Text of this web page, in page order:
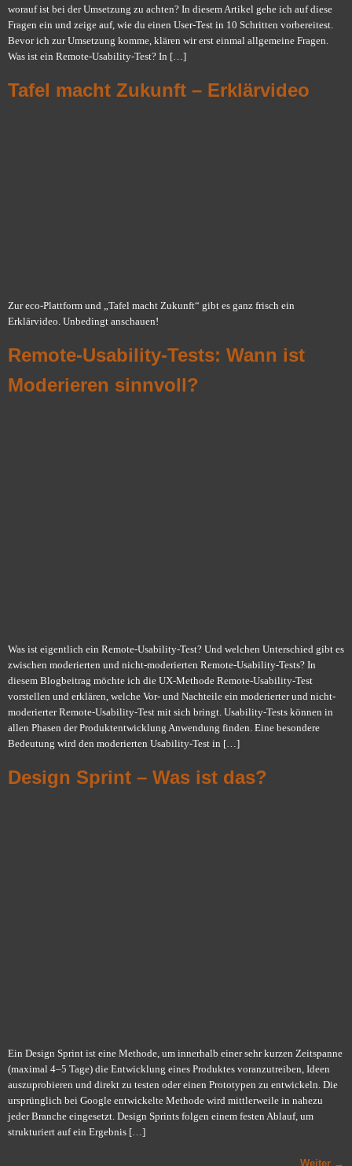
worauf ist bei der Umsetzung zu achten? In diesem Artikel gehe ich auf diese
Fragen ein und zeige auf, wie du einen User-Test in 10 Schritten vorbereitest.
Bevor ich zur Umsetzung komme, klären wir erst einmal allgemeine Fragen.
Was ist ein Remote-Usability-Test? In […]
Tafel macht Zukunft – Erklärvideo
Zur eco-Plattform und „Tafel macht Zukunft“ gibt es ganz frisch ein
Erklärvideo. Unbedingt anschauen!
Remote-Usability-Tests: Wann ist
Moderieren sinnvoll?
Was ist eigentlich ein Remote-Usability-Test? Und welchen Unterschied gibt es
zwischen moderierten und nicht-moderierten Remote-Usability-Tests? In
diesem Blogbeitrag möchte ich die UX-Methode Remote-Usability-Test
vorstellen und erklären, welche Vor- und Nachteile ein moderierter und nicht-
moderierter Remote-Usability-Test mit sich bringt. Usability-Tests können in
allen Phasen der Produktentwicklung Anwendung finden. Eine besondere
Bedeutung wird den moderierten Usability-Test in […]
Design Sprint – Was ist das?
Ein Design Sprint ist eine Methode, um innerhalb einer sehr kurzen Zeitspanne
(maximal 4–5 Tage) die Entwicklung eines Produktes voranzutreiben, Ideen
auszuprobieren und direkt zu testen oder einen Prototypen zu entwickeln. Die
ursprünglich bei Google entwickelte Methode wird mittlerweile in nahezu
jeder Branche eingesetzt. Design Sprints folgen einem festen Ablauf, um
strukturiert auf ein Ergebnis […]
Weiter →